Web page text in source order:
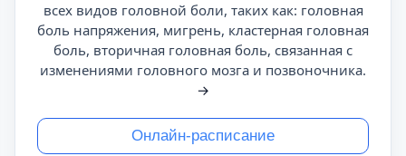
всех видов головной боли, таких как: головная
боль напряжения, мигрень, кластерная головная
боль, вторичная головная боль, связанная с
изменениями головного мозга и позвоночника.
→
Онлайн-расписание